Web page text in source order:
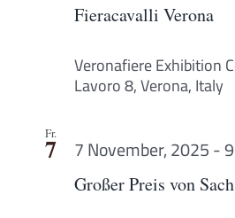
Fieracavalli Verona
Veronafiere Exhibition
Lavoro 8, Verona, Italy
Fr.
7
Großer Preis von
7 November, 2025-